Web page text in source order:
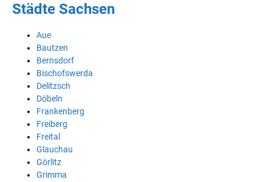
Städte Sachsen
Aue
Bautzen
Bernsdorf
Bischofswerda
Delitzsch
Döbeln
Frankenberg
Freiberg
Freital
Glauchau
Görlitz
Grimma